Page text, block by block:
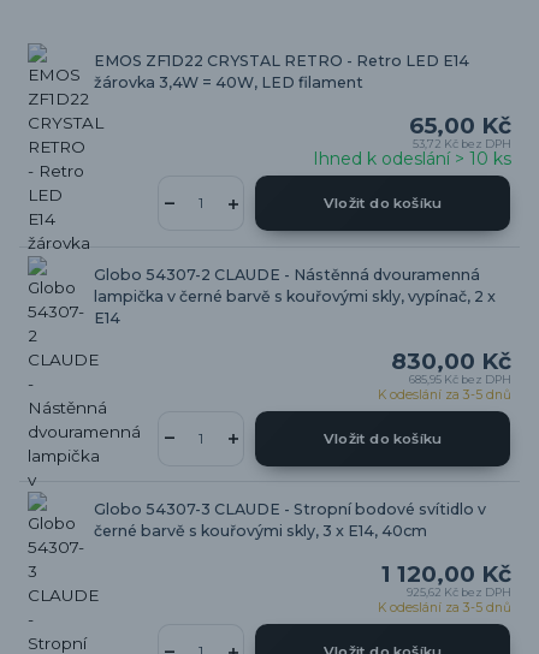
EMOS ZF1D22 CRYSTAL RETRO - Retro LED E14
žárovka 3,4W = 40W, LED filament
65,00 Kč
53,72 Kč bez DPH
Ihned k odeslání > 10 ks
Vložit do košíku
Globo 54307-2 CLAUDE - Nástěnná dvouramenná
lampička v černé barvě s kouřovými skly, vypínač, 2 x
E14
830,00 Kč
685,95 Kč bez DPH
K odeslání za 3-5 dnů
Vložit do košíku
Globo 54307-3 CLAUDE - Stropní bodové svítidlo v
černé barvě s kouřovými skly, 3 x E14, 40cm
1 120,00 Kč
925,62 Kč bez DPH
K odeslání za 3-5 dnů